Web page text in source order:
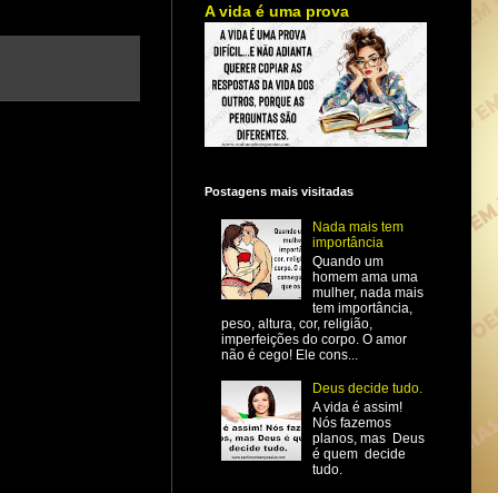
A vida é uma prova
Postagens mais visitadas
Nada mais tem
importância
Quando um
homem ama uma
mulher, nada mais
tem importância,
peso, altura, cor, religião,
imperfeições do corpo. O amor
não é cego! Ele cons...
Deus decide tudo.
A vida é assim!
Nós fazemos
planos, mas Deus
é quem decide
tudo.